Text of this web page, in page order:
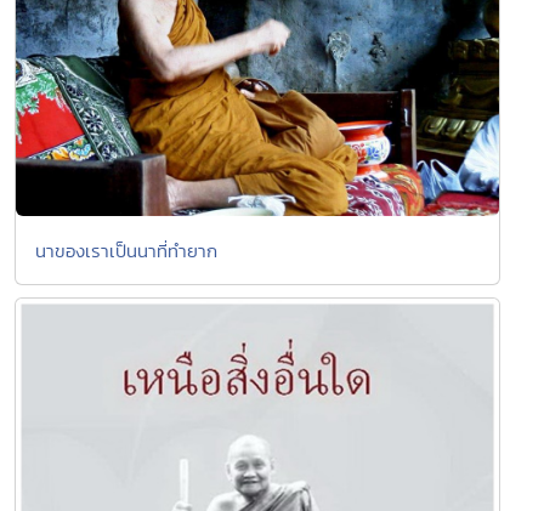
นาของเราเป็นนาที่ทำยาก